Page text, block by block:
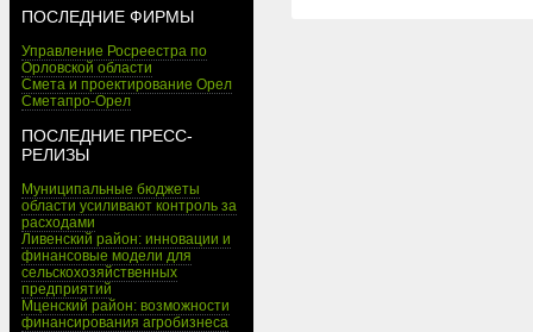
ПОСЛЕДНИЕ ФИРМЫ
Управление Росреестра по
Орловской области
Смета и проектирование Орел
Сметапро-Орел
ПОСЛЕДНИЕ ПРЕСС-
РЕЛИЗЫ
Муниципальные бюджеты
области усиливают контроль за
расходами
Ливенский район: инновации и
финансовые модели для
сельскохозяйственных
предприятий
Мценский район: возможности
финансирования агробизнеса